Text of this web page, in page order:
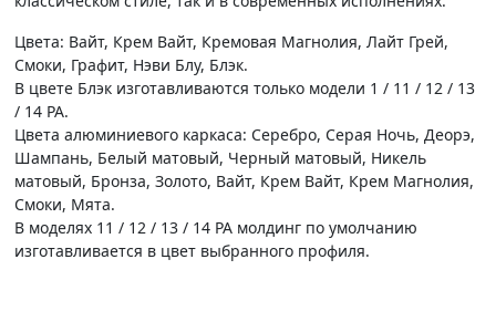
Цвета: Вайт, Крем Вайт, Кремовая Магнолия, Лайт Грей,
Смоки, Графит, Нэви Блу, Блэк.
В цвете Блэк изготавливаются только модели 1 / 11 / 12 / 13
/ 14 PA.
Цвета алюминиевого каркаса: Серебро, Серая Ночь, Деорэ,
Шампань, Белый матовый, Черный матовый, Никель
матовый, Бронза, Золото, Вайт, Крем Вайт, Крем Магнолия,
Смоки, Мята.
В моделях 11 / 12 / 13 / 14 PA молдинг по умолчанию
изготавливается в цвет выбранного профиля.